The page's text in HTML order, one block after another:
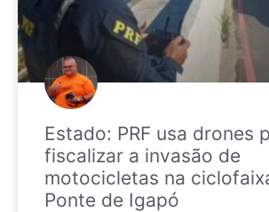
Estado: PRF usa drones
fiscalizar a invasão de
motocicletas na
Ponte de Igapó